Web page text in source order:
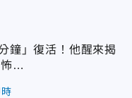
鐘」復活！他醒來揭
怖…